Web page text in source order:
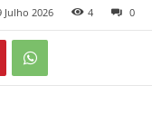
Julho 2026 4 0